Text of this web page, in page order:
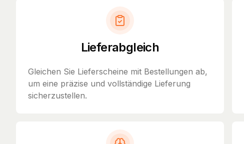
Lieferabgleich
Gleichen Sie Lieferscheine mit Bestellungen ab,
um eine präzise und vollständige Lieferung
sicherzustellen.